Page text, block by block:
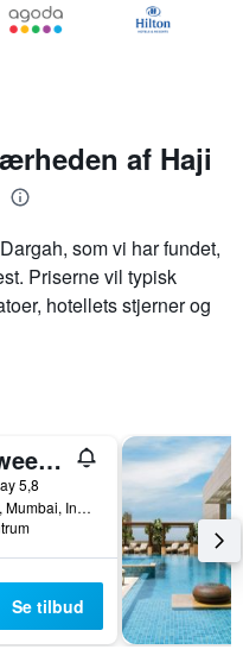
af Haji
som vi har fundet,
Priserne vil typisk
hotellets stjerner og
Hotel Sweet Inn
5,8
24, Noor Villa, Mumbai, Indien
Se tilbud